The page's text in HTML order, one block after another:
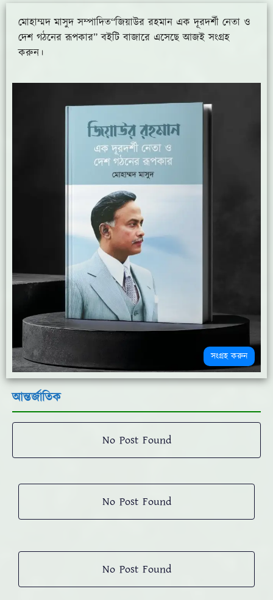
মোহাম্মদ মাসুদ সম্পাদিত“জিয়াউর রহমান এক দূরদর্শী নেতা ও
দেশ গঠনের রূপকার” বইটি বাজারে এসেছে আজই সংগ্রহ
করুন।
সংগ্রহ করুন
আন্তর্জাতিক
No Post Found
No Post Found
No Post Found